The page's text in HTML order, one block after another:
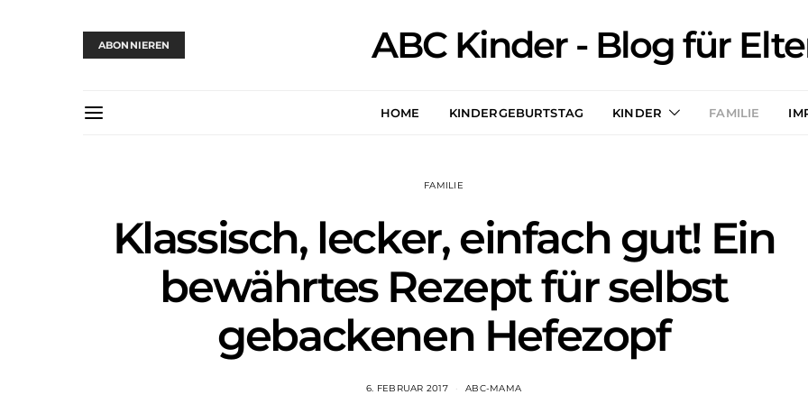
ABONNIEREN ABC Kinder - Blog für
HOME KINDERGEBURTSTAG KINDER FAMILIE
FAMILIE
Klassisch, lecker, einfach gut! Ein
bewährtes Rezept für selbst
gebackenen Hefezopf
6. FEBRUAR 2017 ABC-MAMA